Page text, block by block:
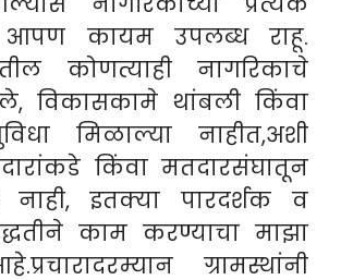
आपण कायम उपलब्ध राहू.
कोणत्याही नागरिकाचे
विकासकामे थांबली किंवा
मिळाल्या नाहीत,अशी
किंवा मतदारसंघातून
इतक्या पारदर्शक व
काम करण्याचा माझा
प्रचारादरम्यान ग्रामस्थांनी